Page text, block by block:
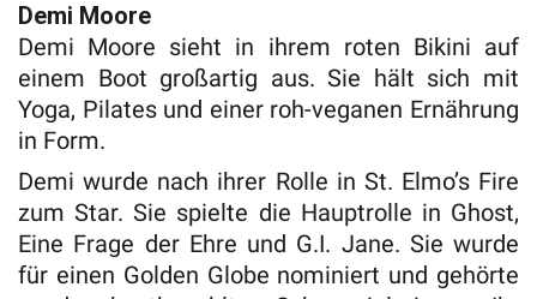
Demi Moore
Demi Moore sieht in ihrem roten Bikini auf
einem Boot großartig aus. Sie hält sich mit
Yoga, Pilates und einer roh-veganen Ernährung
in Form.
Demi wurde nach ihrer Rolle in St. Elmo’s Fire
zum Star. Sie spielte die Hauptrolle in Ghost,
Eine Frage der Ehre und G.I. Jane. Sie wurde
für einen Golden Globe nominiert und gehörte